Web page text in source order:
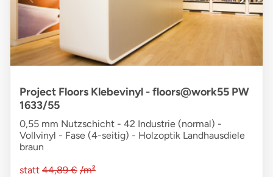
Project Floors Klebevinyl - floors@work55 PW
1633/55
0,55 mm Nutzschicht - 42 Industrie (normal) -
Vollvinyl - Fase (4-seitig) - Holzoptik Landhausdiele
braun
statt 44,89 € /m²